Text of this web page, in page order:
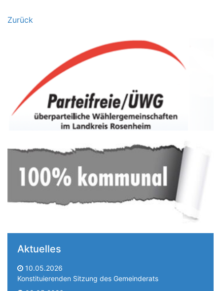
Zurück
Aktuelles
10.05.2026
Konstituierenden Sitzung des Gemeinderats